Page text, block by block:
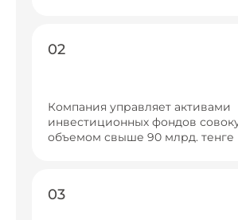
02
Компания управляет активами
инвестиционных фондов
объемом свыше 90 млрд. тенге
03